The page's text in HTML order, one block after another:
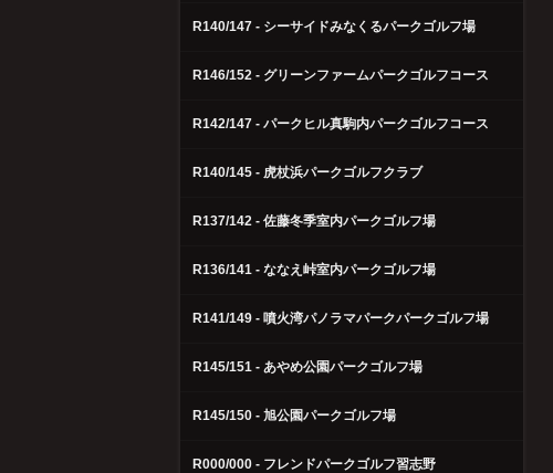
R140/147 - シーサイドみなくるパークゴルフ場
R146/152 - グリーンファームパークゴルフコース
R142/147 - パークヒル真駒内パークゴルフコース
R140/145 - 虎杖浜パークゴルフクラブ
R137/142 - 佐藤冬季室内パークゴルフ場
R136/141 - ななえ峠室内パークゴルフ場
R141/149 - 噴火湾パノラマパークパークゴルフ場
R145/151 - あやめ公園パークゴルフ場
R145/150 - 旭公園パークゴルフ場
R000/000 - フレンドパークゴルフ習志野